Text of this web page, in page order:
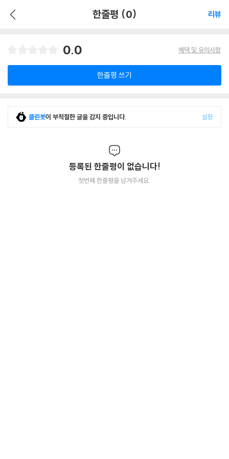
한줄평 (0) 리뷰
0.0 혜택 및 유의사항
한줄평 쓰기
클린봇이 부적절한 글을 감지 중입니다. 설정
등록된 한줄평이 없습니다!
첫번째 한줄평을 남겨주세요.